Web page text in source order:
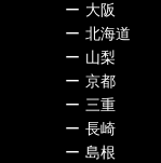
ー 大阪
ー 北海道
ー 山梨
ー 京都
ー 三重
ー 長崎
ー 島根